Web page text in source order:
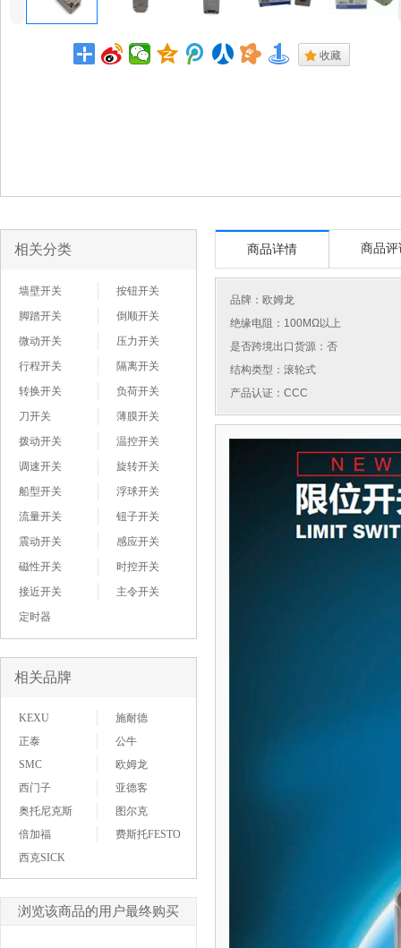
. 收藏
相关分类
墙壁开关
按钮开关
脚踏开关
倒顺开关
微动开关
压力开关
行程开关
隔离开关
转换开关
负荷开关
刀开关
薄膜开关
拨动开关
温控开关
调速开关
旋转开关
船型开关
浮球开关
流量开关
钮子开关
震动开关
感应开关
磁性开关
时控开关
接近开关
主令开关
定时器
相关品牌
KEXU
施耐德
正泰
公牛
SMC
欧姆龙
西门子
亚德客
奥托尼克斯
图尔克
倍加福
费斯托FESTO
西克SICK
浏览该商品的用户最终购买
商品详情 商品评
品牌： 欧姆龙
绝缘电阻：100MΩ以上
是否跨境出口货源：否
结构类型：滚轮式
产品认证：CCC